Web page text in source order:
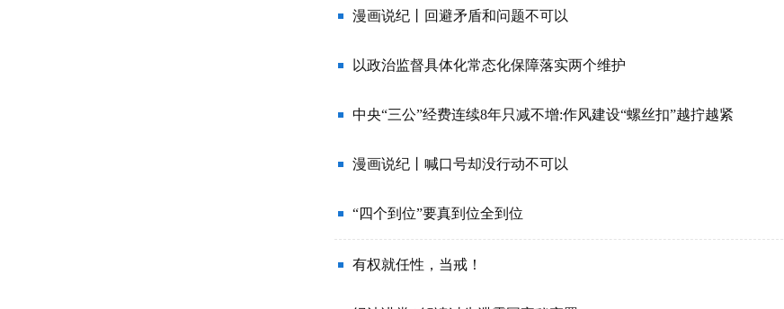
漫画说纪丨回避矛盾和问题不可以
以政治监督具体化常态化保障落实两个维护
中央“三公”经费连续8年只减不增:作风建设“螺丝扣”越拧越紧
漫画说纪丨喊口号却没行动不可以
“四个到位”要真到位全到位
有权就任性，当戒！